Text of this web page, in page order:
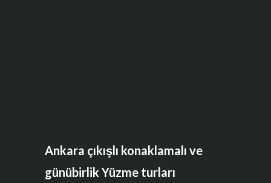
Ankara çıkışlı konaklamalı ve
günübirlik Yüzme turları